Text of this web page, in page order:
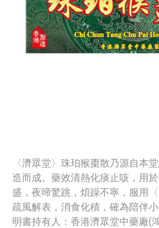
〈濟眾堂〉珠珀猴棗散乃源自本
造而成。藥效清熱化痰止咳，用
盛，夜啼驚跳，煩躁不寧，服用
疏風解表，消食化積，確為陪伴
明書持有人：香港濟眾堂中藥廠(